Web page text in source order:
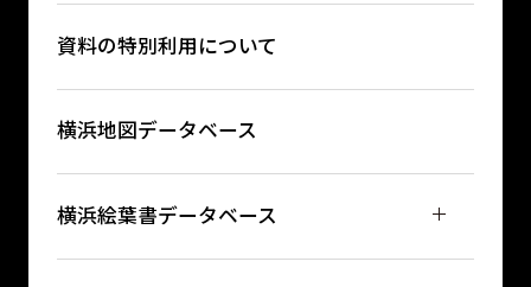
資料の特別利用について
横浜地図データベース
横浜絵葉書データベース